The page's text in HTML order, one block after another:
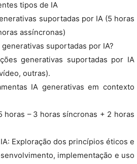
tipos de IA
suportadas por IA (5 horas
assíncronas)
generativas suportadas por IA?
generativas suportadas por IA
outras).
IA generativas em contexto
horas – 3 horas síncronas + 2 horas
Exploração dos princípios éticos e
implementação e uso